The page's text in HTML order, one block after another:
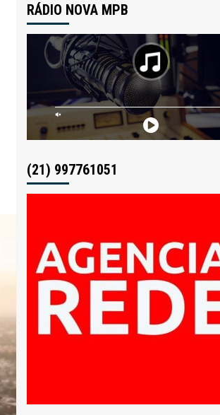
RÁDIO NOVA MPB
(21) 997761051